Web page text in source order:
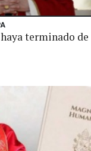
terminado de